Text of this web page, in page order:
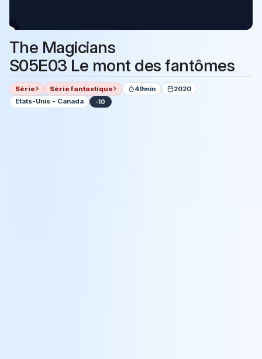
The Magicians
S05E03 Le mont des fantômes
Série Série fantastique 49min
2020
Etats-Unis - Canada
-10